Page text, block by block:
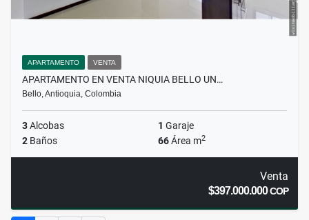
APARTAMENTO VENTA
APARTAMENTO EN VENTA NIQUIA BELLO UN…
Bello, Antioquia, Colombia
3Alcobas 1 Garaje
2 Baños 66Área m2
Venta
$397.000.000COP